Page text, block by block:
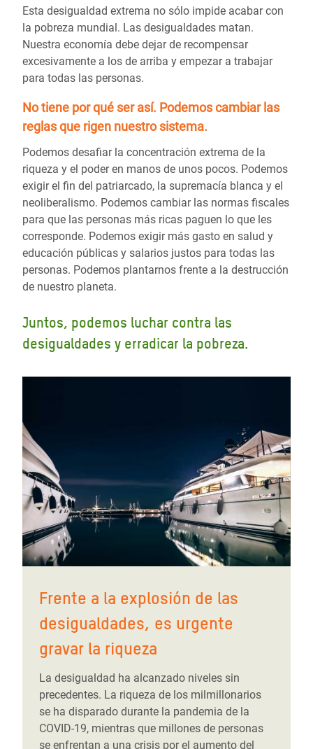
Esta desigualdad extrema no sólo impide acabar con
la pobreza mundial. Las desigualdades matan.
Nuestra economía debe dejar de recompensar
excesivamente a los de arriba y empezar a trabajar
para todas las personas.
No tiene por qué ser así. Podemos cambiar las
reglasque rigen nuestro sistema.
Podemos desafiar la concentración extrema de la
riqueza y el poder en manos de unos pocos. Podemos
exigir el fin del patriarcado, la supremacía blanca y el
neoliberalismo. Podemos cambiar las normas fiscales
para que las personas más ricas paguen lo que les
corresponde. Podemos exigir más gasto en salud y
educación públicas y salarios justos para todas las
personas. Podemos plantarnos frente a la destrucción
de nuestro planeta.
Juntos, podemos luchar contra las
desigualdades y erradicar la pobreza.
Frente a la explosión de las
desigualdades, es urgente
gravar la riqueza
La desigualdad ha alcanzado niveles sin
precedentes. La riqueza de los milmillonarios
se ha disparado durante la pandemia de la
COVID-19, mientras que millones de personas
se enfrentan a una crisis por el aumento del